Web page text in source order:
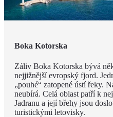
Boka Kotorska
Záliv Boka Kotorska bývá
nejjižnější evropský fjord.
„pouhé“ zatopené ústí řeky.
neubírá. Celá oblast patří k
Jadranu a její břehy jsou
turistickými letovisky.